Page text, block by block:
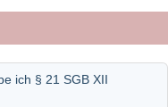
ich § 21 SGB XII